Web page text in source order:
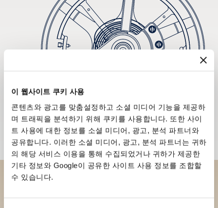
이 웹사이트 쿠키 사용
콘텐츠와 광고를 맞춤설정하고 소셜 미디어 기능을 제공하
며 트래픽을 분석하기 위해 쿠키를 사용합니다. 또한 사이
트 사용에 대한 정보를 소셜 미디어, 광고, 분석 파트너와
공유합니다. 이러한 소셜 미디어, 광고, 분석 파트너는 귀하
의 해당 서비스 이용을 통해 수집되었거나 귀하가 제공한
기타 정보와 Google이 공유한 사이트 사용 정보를 조합할
수 있습니다.